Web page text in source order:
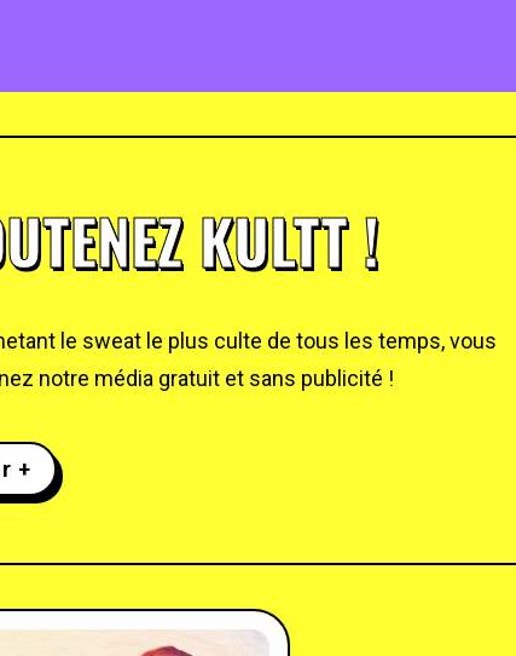
KULTT !
le sweat le plus culte de tous les temps, vous
notre média gratuit et sans publicité !
+